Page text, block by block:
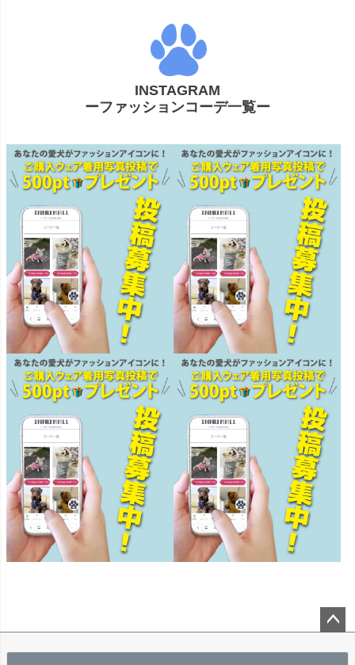
INSTAGRAM
ーファッションコーデ一覧ー